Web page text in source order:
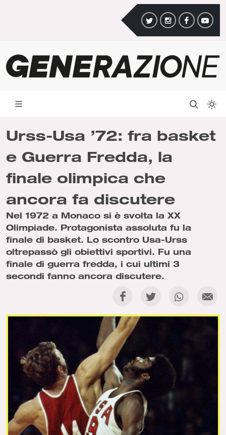
Urss-Usa ’72: fra basket
e Guerra Fredda, la
finale olimpica che
ancora fa discutere
Nel 1972 a Monaco si è svolta la XX
Olimpiade. Protagonista assoluta fu la
finale di basket. Lo scontro Usa-Urss
oltrepassò gli obiettivi sportivi. Fu una
finale di guerra fredda, i cui ultimi 3
secondi fanno ancora discutere.